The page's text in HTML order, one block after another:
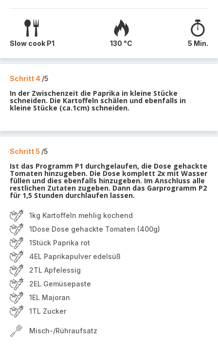
Slow cook P1 130 °C 5 Min.
Schritt 4 /5
In der Zwischenzeit die Paprika in kleine Stücke
schneiden. Die Kartoffeln schälen und ebenfalls in
kleine Stücke (ca.1cm) schneiden.
Schritt 5 /5
Ist das Programm P1 durchgelaufen, die Dose gehackte
Tomaten hinzugeben. Die Dose komplett 2x mit Wasser
füllen und dies ebenfalls hinzugeben. Im Anschluss alle
restlichen Zutaten zugeben. Dann das Garprogramm P2
für 1,5 Stunden durchlaufen lassen.
1kg Kartoffeln mehlig kochend
1Dose Dose gehackte Tomaten (400g)
1Stück Paprika rot
4EL Paprikapulver edelsüß
2TL Apfelessig
2EL Gemüsepaste
1EL Majoran
1TL Zucker
Misch-/Rühraufsatz